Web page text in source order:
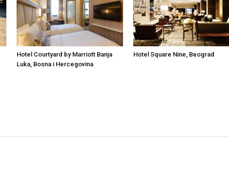
Hotel Courtyard by Marriott Banja
Luka, Bosna i Hercegovina
Hotel Square Nine, Beograd